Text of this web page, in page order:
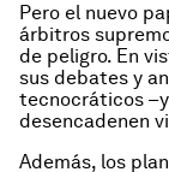
Pero el nuevo
árbitros
de peligro. En
sus debates y
tecnocráticos
desencadenen
Además, los